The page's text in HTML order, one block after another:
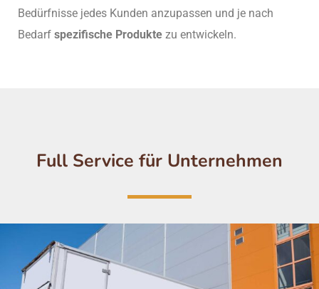
Bedürfnisse jedes Kunden anzupassen und je nach
Bedarf spezifische Produkte zu entwickeln.
Full Service für Unternehmen